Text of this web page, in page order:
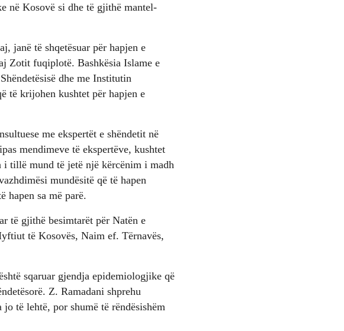
në Kosovë si dhe të gjithë mantel-
janë të shqetësuar për hapjen e
Zotit fuqiplotë. Bashkësia Islame e
dhe me Institutin
të krijohen kushtet për hapjen e
me ekspertët e shëndetit në
mendimeve të ekspertëve, kushtet
i tillë mund të jetë një kërcënim i madh
mundësitë që të hapen
hapen sa më parë.
të gjithë besimtarët për Natën e
të Kosovës, Naim ef. Tërnavës,
sqaruar gjendja epidemiologjike që
Z. Ramadani shprehu
të lehtë, por shumë të rëndësishëm